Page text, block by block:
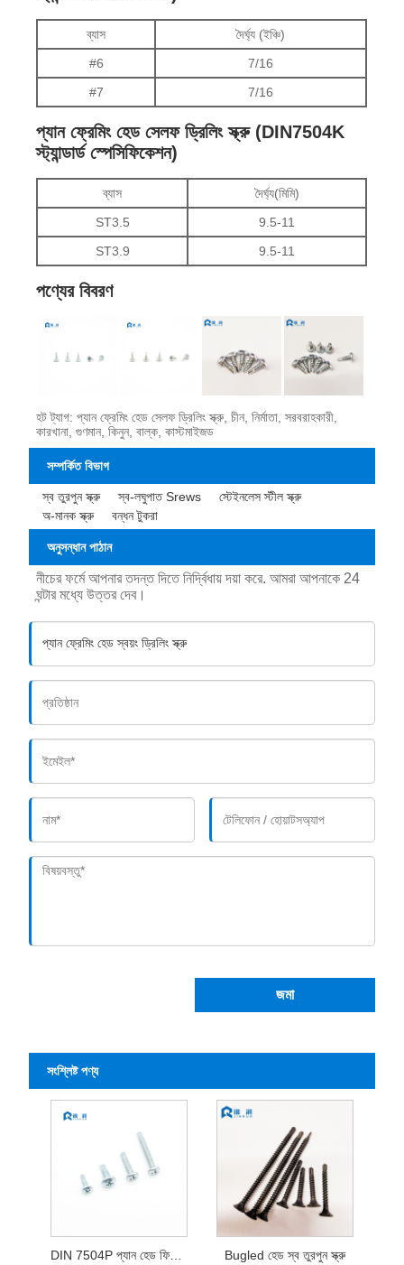
ব্যাস
দৈর্ঘ্য (ইঞ্চি)
#6
7/16
#7
7/16
প্যান ফ্রেমিং হেড সেলফ ড্রিলিং স্ক্রু (DIN7504K
স্ট্যান্ডার্ড স্পেসিফিকেশন)
ব্যাস
দৈর্ঘ্য(মিমি)
ST3.5
9.5-11
ST3.9
9.5-11
পণ্যের বিবরণ
হট ট্যাগ: প্যান ফ্রেমিং হেড সেলফ ড্রিলিং স্ক্রু, চীন, নির্মাতা, সরবরাহকারী,
কারখানা, গুণমান, কিনুন, বাল্ক, কাস্টমাইজড
সম্পর্কিত বিভাগ
স্ব তুরপুন স্ক্রু স্ব-লঘুপাত Srews
স্টেইনলেস স্টীল স্ক্রু
অ-মানক স্ক্রু
বন্ধন টুকরা
অনুসন্ধান পাঠান
নীচের ফর্মে আপনার তদন্ত দিতে নির্দ্বিধায় দয়া করে. আমরা আপনাকে 24
ঘন্টার মধ্যে উত্তর দেব।
জমা
সংশ্লিষ্ট পণ্য
DIN 7504P প্যান হেড ফিলিপস সেলফ ড্রিলিং স্ক্রু Bugled হেড স্ব তুরপুন স্ক্রু